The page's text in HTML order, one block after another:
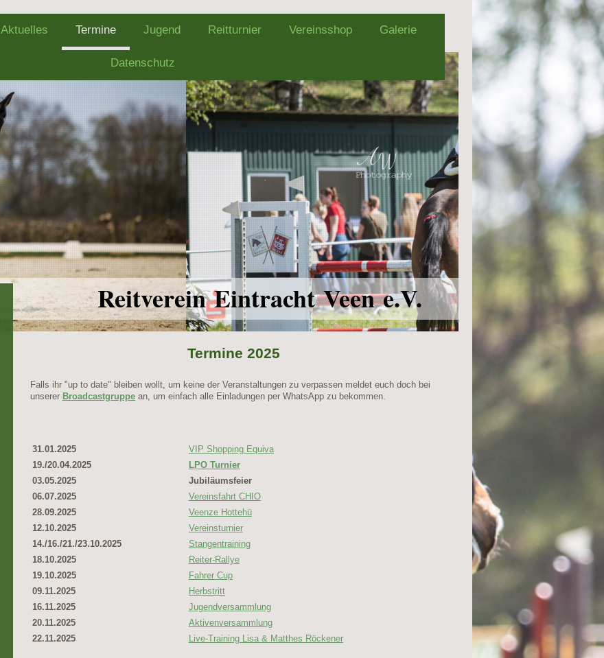
Aktuelles Termine Jugend Reitturnier Vereinsshop Galerie
Datenschutz
Reitverein Eintracht Veen e.V.
Termine 2025
Falls ihr "up to date" bleiben wollt, um keine der Veranstaltungen zu verpassen meldet euch doch bei
unserer Broadcastgruppean, um einfach alle Einladungen per WhatsApp zu bekommen.
31.01.2025
VIP Shopping Equiva
19./20.04.2025
LPO Turnier
03.05.2025
Jubiläumsfeier
06.07.2025
Vereinsfahrt CHIO
28.09.2025
Veenze Hottehü
12.10.2025
Vereinsturnier
14./16./21./23.10.2025
Stangentraining
18.10.2025
Reiter-Rallye
19.10.2025
Fahrer Cup
09.11.2025
Herbstritt
16.11.2025
Jugendversammlung
20.11.2025
Aktivenversammlung
22.11.2025
Live-Training Lisa & Matthes Röckener